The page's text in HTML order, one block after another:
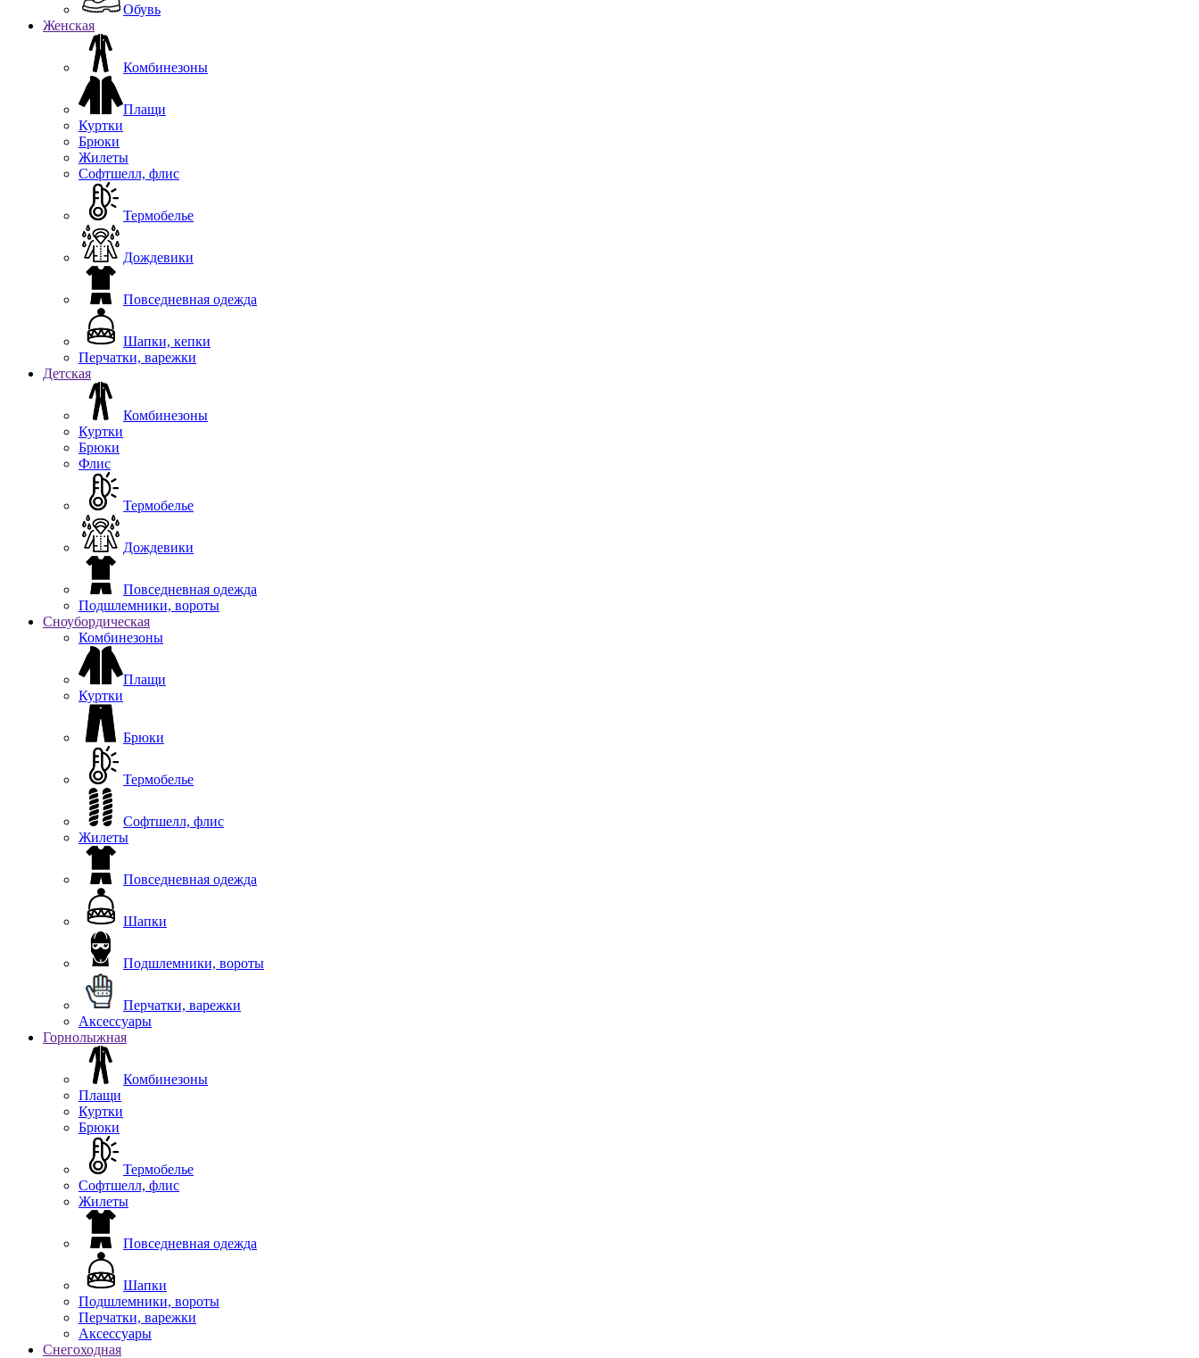
Обувь
Женская
Комбинезоны
Плащи
Куртки
Брюки
Жилеты
Софтшелл, флис
Термобелье
Дождевики
Повседневная одежда
Шапки, кепки
Перчатки, варежки
Детская
Комбинезоны
Куртки
Брюки
Флис
Термобелье
Дождевики
Повседневная одежда
Подшлемники, вороты
Сноубордическая
Комбинезоны
Плащи
Куртки
Брюки
Термобелье
Софтшелл, флис
Жилеты
Повседневная одежда
Шапки
Подшлемники, вороты
Перчатки, варежки
Аксессуары
Горнолыжная
Комбинезоны
Плащи
Куртки
Брюки
Термобелье
Софтшелл, флис
Жилеты
Повседневная одежда
Шапки
Подшлемники, вороты
Перчатки, варежки
Аксессуары
Снегоходная